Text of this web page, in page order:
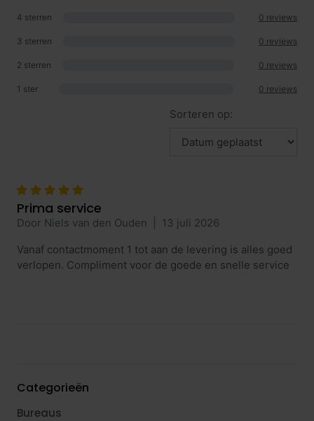
4 sterren 0 reviews
3 sterren 0 reviews
2 sterren 0 reviews
1 ster 0 reviews
Sorteren op:
Prima service
Door Niels van den Ouden
13 juli 2026
Vanaf contactmoment 1 tot aan de levering is alles goed
verlopen. Compliment voor de goede en snelle service
Categorieën
Bureaus